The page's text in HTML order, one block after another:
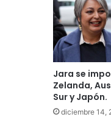
Jara se
Zelanda,
Sur y Japón.
diciembre 14,